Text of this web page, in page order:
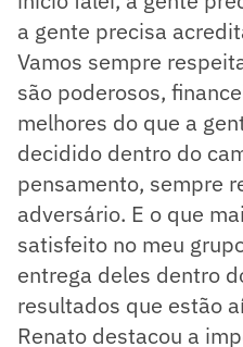
a gente precisa
Vamos sempre
são poderosos,
melhores do que a
decidido dentro do
pensamento, sempre
adversário. E o que
satisfeito no meu
entrega deles dentro
resultados que estão
Renato destacou a